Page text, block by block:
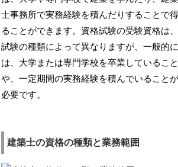
士事務所で実務経験を積んだりすることで得
ることができます。資格試験の受験資格は、
試験の種類によって異なりますが、一般的に
は、大学または専門学校を卒業していること
や、一定期間の実務経験を積んでいることが
必要です。
建築士の資格の種類と業務範囲